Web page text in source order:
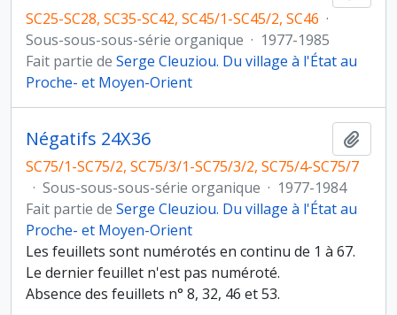
SC25-SC28, SC35-SC42, SC45/1-SC45/2, SC46 ·
Sous-sous-sous-série organique · 1977-1985
Fait partie de Serge Cleuziou. Du village à l'État au
Proche- et Moyen-Orient
Négatifs 24X36
SC75/1-SC75/2, SC75/3/1-SC75/3/2, SC75/4-SC75/7
· Sous-sous-sous-série organique · 1977-1984
Fait partie de Serge Cleuziou. Du village à l'État au
Proche- et Moyen-Orient
Les feuillets sont numérotés en continu de 1 à 67.
Le dernier feuillet n'est pas numéroté.
Absence des feuillets n° 8, 32, 46 et 53.